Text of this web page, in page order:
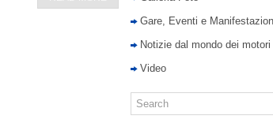
Gare, Eventi e
Notizie dal mondo dei motori
Video